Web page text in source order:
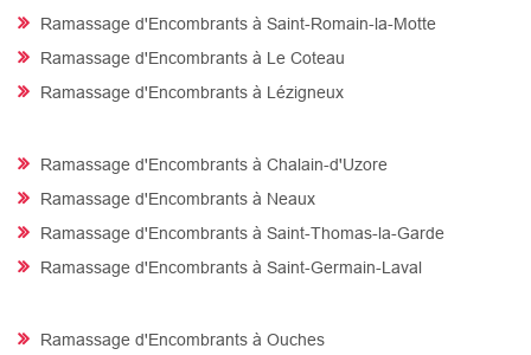
Ramassage d'Encombrants à Saint-Romain-la-Motte
Ramassage d'Encombrants à Le Coteau
Ramassage d'Encombrants à Lézigneux
Ramassage d'Encombrants à Chalain-d'Uzore
Ramassage d'Encombrants à Neaux
Ramassage d'Encombrants à Saint-Thomas-la-Garde
Ramassage d'Encombrants à Saint-Germain-Laval
Ramassage d'Encombrants à Ouches